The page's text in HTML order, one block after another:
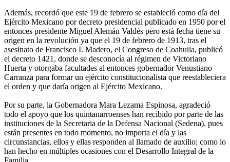
Además, recordó que este 19 de febrero se estableció como día del
Ejército Mexicano por decreto presidencial publicado en 1950 por el
entonces presidente Miguel Alemán Valdés pero está fecha tiene su
origen en la revolución ya que el 19 de febrero de 1913, tras el
asesinato de Francisco I. Madero, el Congreso de Coahuila, publicó
el decreto 1421, donde se desconocía al régimen de Victoriano
Huerta y otorgaba facultades al entonces gobernador Venustiano
Carranza para formar un ejército constitucionalista que reestableciera
el orden y que daría origen al Ejército Mexicano.
Por su parte, la Gobernadora Mara Lezama Espinosa, agradeció
todo el apoyo que los quintanarroenses han recibido por parte de las
instituciones de la Secretaria de la Defensa Nacional (Sedena), pues
están presentes en todo momento, no importa el día y las
circunstancias, ellos y ellas responden al llamado de auxilio; como lo
han hecho en múltiples ocasiones con el Desarrollo Integral de la
Familia.